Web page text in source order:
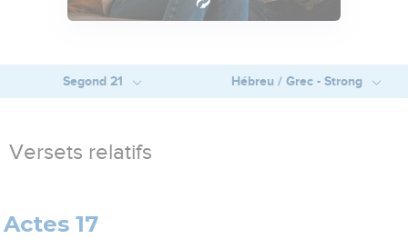
Segond 21 Hébreu / Grec - Strong
Versets relatifs
Actes 17